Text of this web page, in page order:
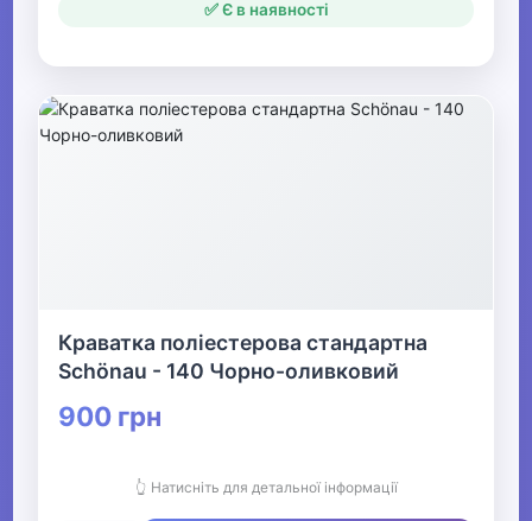
✅ Є в наявності
Краватка поліестерова стандартна
Schönau - 140 Чорно-оливковий
900 грн
👆 Натисніть для детальної інформації